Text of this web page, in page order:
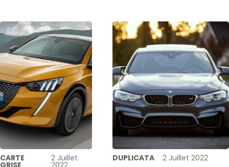
CARTE
GRISE
2 Juillet
2022
DUPLICATA 2 Juillet 2022